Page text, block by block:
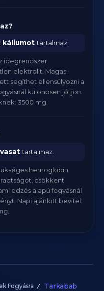
káliumottartalmaz.
idegrendszer
elektrolit. Magas
segíthet ellensúlyozni a
különösen jól jön.
3500 mg.
tartalmaz.
hemoglobin
csökkent
edzés alapú fogyásnál
Napi ajánlott bevitel:
Fogyásra Tarkabab